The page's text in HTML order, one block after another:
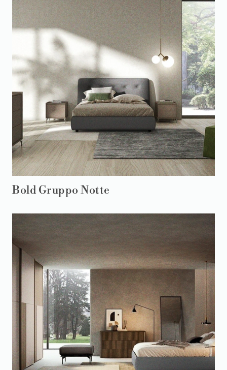
Bold Gruppo Notte